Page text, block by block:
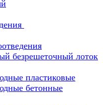
безрешеточный лоток
пластиковые
бетонные